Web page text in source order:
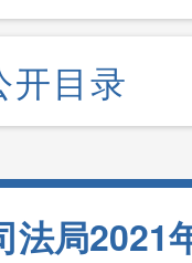
开目录
法局2021